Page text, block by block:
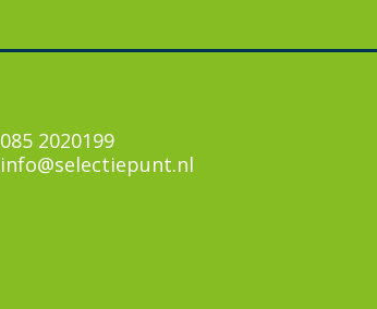
085 2020199
info@selectiepunt.nl